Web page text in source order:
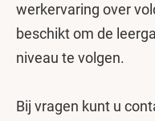
werkervaring over
beschikt om de
niveau te volgen.
Bij vragen kunt u